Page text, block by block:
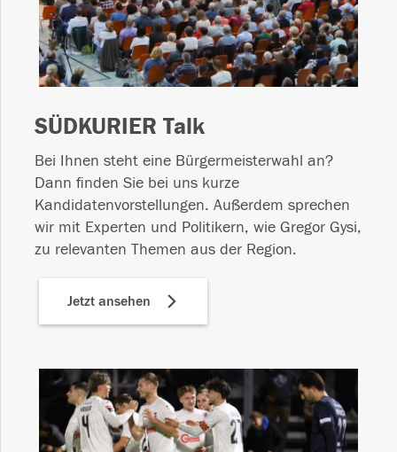
SÜDKURIER Talk
Bei Ihnen steht eine Bürgermeisterwahl an?
Dann finden Sie bei uns kurze
Kandidatenvorstellungen. Außerdem sprechen
wir mit Experten und Politikern, wie Gregor Gysi,
zu relevanten Themen aus der Region.
Jetzt ansehen